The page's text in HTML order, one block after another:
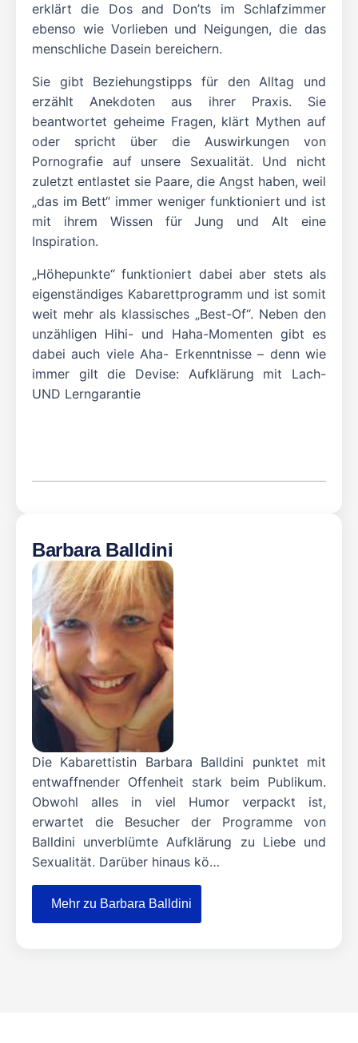
erklärt die Dos and Don’ts im Schlafzimmer
ebenso wie Vorlieben und Neigungen, die das
menschliche Dasein bereichern.
Sie gibt Beziehungstipps für den Alltag und
erzählt Anekdoten aus ihrer Praxis. Sie
beantwortet geheime Fragen, klärt Mythen auf
oder spricht über die Auswirkungen von
Pornografie auf unsere Sexualität. Und nicht
zuletzt entlastet sie Paare, die Angst haben, weil
„das im Bett“ immer weniger funktioniert und ist
mit ihrem Wissen für Jung und Alt eine
Inspiration.
„Höhepunkte“ funktioniert dabei aber stets als
eigenständiges Kabarettprogramm und ist somit
weit mehr als klassisches „Best-Of“. Neben den
unzähligen Hihi- und Haha-Momenten gibt es
dabei auch viele Aha- Erkenntnisse – denn wie
immer gilt die Devise: Aufklärung mit Lach-
UND Lerngarantie
Barbara Balldini
Die Kabarettistin Barbara Balldini punktet mit
entwaffnender Offenheit stark beim Publikum.
Obwohl alles in viel Humor verpackt ist,
erwartet die Besucher der Programme von
Balldini unverblümte Aufklärung zu Liebe und
Sexualität. Darüber hinaus kö…
Mehr zu Barbara Balldini